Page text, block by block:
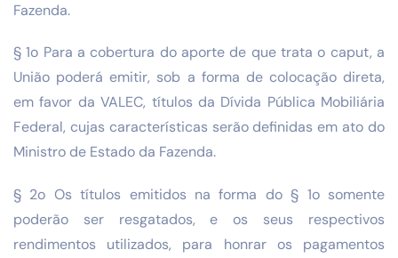
Fazenda.
§ 1o Para a cobertura do aporte de que trata o caput, a
União poderá emitir, sob a forma de colocação direta,
em favor da VALEC, títulos da Dívida Pública Mobiliária
Federal, cujas características serão definidas em ato do
Ministro de Estado da Fazenda.
§ 2o Os títulos emitidos na forma do § 1o somente
poderão ser resgatados, e os seus respectivos
rendimentos utilizados, para honrar os pagamentos